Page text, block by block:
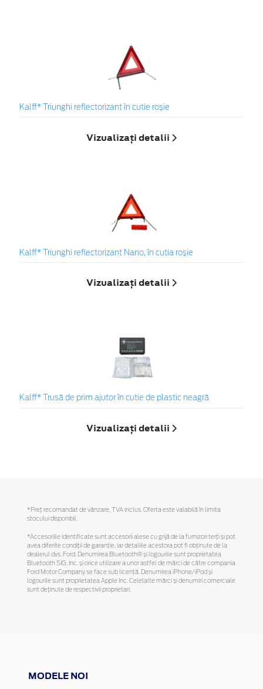
Kalff* Triunghi reflectorizant în cutie roșie
Vizualizați detalii
Kalff* Triunghi reflectorizant Nano, în cutia roșie
Vizualizați detalii
Kalff* Trusă de prim ajutor în cutie de plastic neagră
Vizualizați detalii
*Preţ recomandat de vânzare, TVA inclus. Oferta este valabilă în limita
stocului disponibil.
*Accesoriile identificate sunt accesorii alese cu grijă de la furnizori terți și pot
avea diferite condiții de garanție, iar detaliile acestora pot fi obținute de la
dealerul dvs. Ford. Denumirea Bluetooth® și logourile sunt proprietatea
Bluetooth SIG, Inc. și orice utilizare a unor astfel de mărci de către compania
Ford Motor Company se face sub licență. Denumirea iPhone/iPod și
logourile sunt proprietatea Apple Inc. Celelalte mărci și denumiri comerciale
sunt deținute de respectivii proprietari.
MODELE NOI